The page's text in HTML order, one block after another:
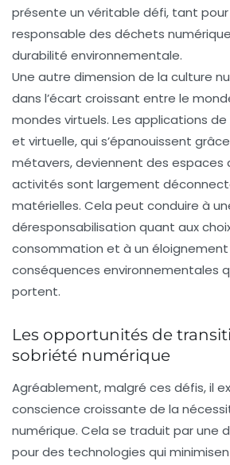
présente un véritable défi, tant
responsable des déchets
durabilité environnementale.
Une autre dimension de la culture
dans l’écart croissant entre le
mondes virtuels. Les applications
et virtuelle, qui s’épanouissent grâce
métavers, deviennent des espaces
activités sont largement
matérielles. Cela peut conduire à
déresponsabilisation quant aux
consommation et à un
conséquences environnementales
portent.
Les opportunités de
sobriété numérique
Agréablement, malgré ces défis, il
conscience croissante de la
numérique. Cela se traduit par une
pour des technologies qui